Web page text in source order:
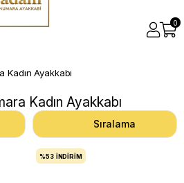
0
Kadın Ayakkabı
Kadın Ayakkabı
Sıralama
%53 İNDIRIM